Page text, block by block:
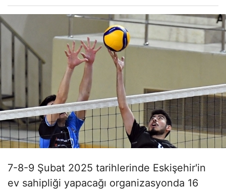
7-8-9 Şubat 2025 tarihlerinde Eskişehir'in
ev sahipliği yapacağı organizasyonda 16